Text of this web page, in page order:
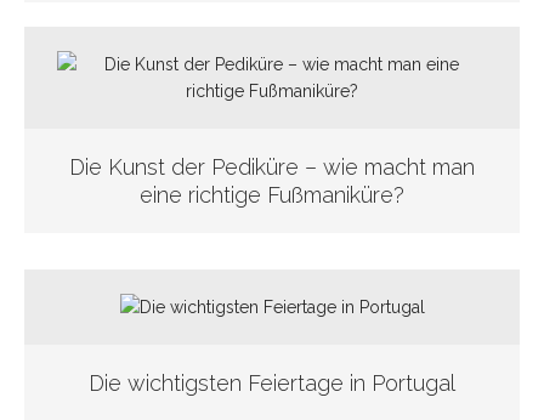
Die Kunst der Pediküre – wie macht man
eine richtige Fußmaniküre?
Die wichtigsten Feiertage in Portugal